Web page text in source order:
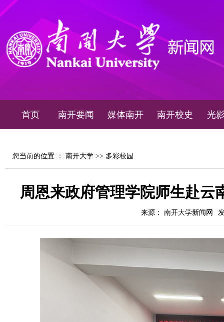
首页 南开要闻 媒体南开 南开校史 光
您当前的位置 ： 南开大学 >> 多彩校园
周恩来政府管理学院师生赴云
来源： 南开大学新闻网